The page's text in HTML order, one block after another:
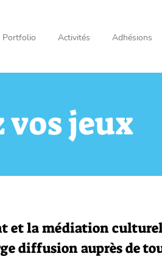
Portfolio Activités Adhésions
vos jeux
et la médiation
diffusion auprès de